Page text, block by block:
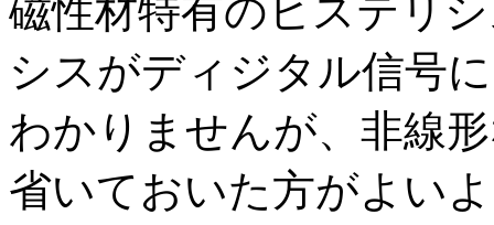
磁性材特有のヒステリ
シスがディジタル信号
わかりませんが、非線
省いておいた方がよい